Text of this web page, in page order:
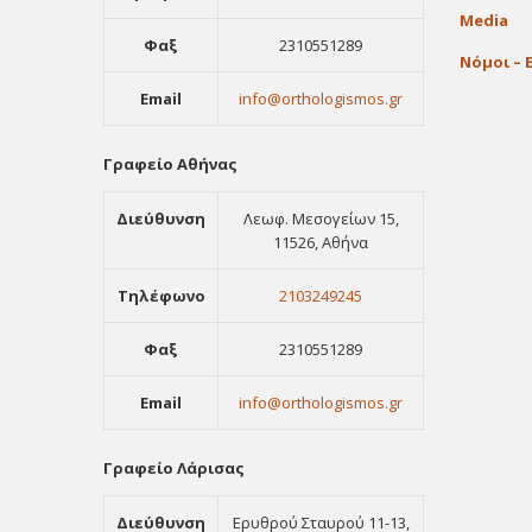
Φαξ 2310551289
Email info@orthologismos.gr
Γραφείο Αθήνας
Διεύθυνση
Λεωφ. Μεσογείων 15,
11526, Αθήνα
Τηλέφωνο 2103249245
Φαξ 2310551289
Email info@orthologismos.gr
Γραφείο Λάρισας
Διεύθυνση
Ερυθρού Σταυρού 11-13,
Media
Νόμοι –